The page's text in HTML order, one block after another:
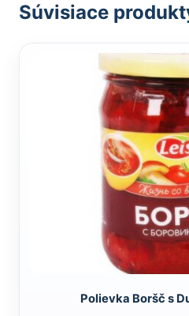
Súvisiace
Polievka Boršč s